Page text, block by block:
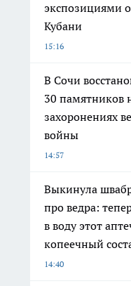
экспозициями
Кубани
15:16
В Сочи
30 памятников
захоронениях
войны
14:57
Выкинула
про ведра:
в воду этот
копеечный
14:40